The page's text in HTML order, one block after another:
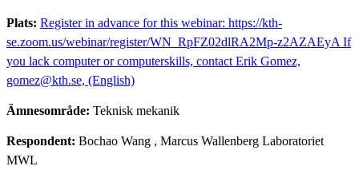
Plats: Register in advance for this webinar: https://kth-
se.zoom.us/webinar/register/WN_RpFZ02dlRA2Mp-z2AZAEyA If
you lack computer or computerskills, contact Erik Gomez,
gomez@kth.se, (English)
Ämnesområde: Teknisk mekanik
Respondent: Bochao Wang , Marcus Wallenberg Laboratoriet
MWL